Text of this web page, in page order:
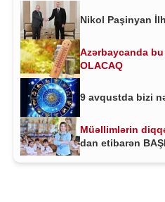
Nikol Paşinyan
Azərbaycanda
OLACAQ
9 avqustda bizi
Müəllimlərin
dan etibarən